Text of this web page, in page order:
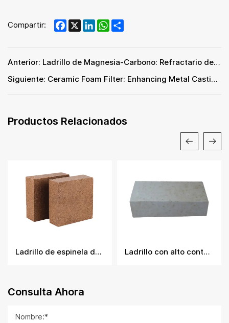
Compartir: Facebook
X LinkedInWhatsApp
Anterior: Ladrillo de Magnesia-Carbono: Refractario de Alto Rendimiento para la Fabricación de Acero
Siguiente: Ceramic Foam Filter: Enhancing Metal Casting Quality with Advanced Filtration Technology
Productos Relacionados
Ladrillo de espinela de magnesia y alúmina Ladrillo con alto contenido de alúmina aglomerado con fosfato
Consulta Ahora
Nombre:*